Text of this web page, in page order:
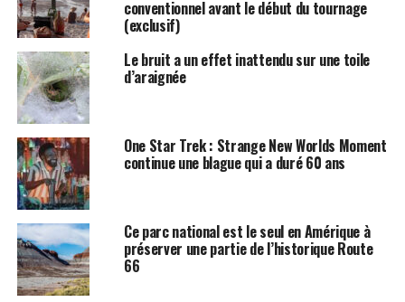
conventionnel avant le début du tournage
(exclusif)
Le bruit a un effet inattendu sur une toile
d’araignée
One Star Trek : Strange New Worlds Moment
continue une blague qui a duré 60 ans
Ce parc national est le seul en Amérique à
préserver une partie de l’historique Route
66